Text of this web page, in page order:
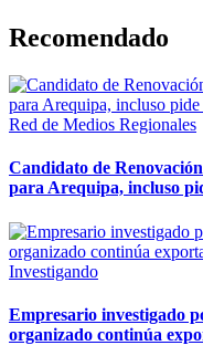
Recomendado
Red de Medios Regionales
Candidato de
para Arequipa, incluso
Investigando
Empresario investigado
organizado continúa